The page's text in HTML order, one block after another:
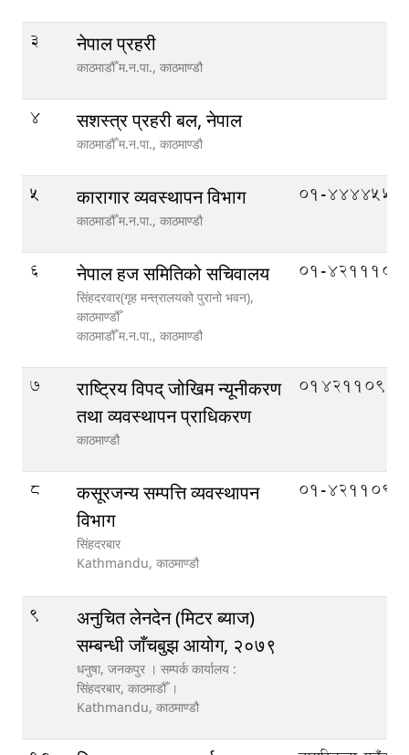
3 नेपाल प्रहरी
काठमाडौँ म.न.पा., काठमाण्डौ
4 सशस्त्र प्रहरी बल, नेपाल
काठमाडौँ म.न.पा., काठमाण्डौ
5 कारागार व्यवस्थापन विभाग
काठमाडौँ म.न.पा., काठमाण्डौ
01-4444552
6 नेपाल हज समितिको सचिवालय
सिंहदरवार(गृह मन्त्रालयको पुरानो भवन),
काठमाण्डौँ
काठमाडौँ म.न.पा., काठमाण्डौ
01-4211104
7
राष्ट्रिय विपद् जोखिम न्यूनीकरण
तथा व्यवस्थापन प्राधिकरण
काठमाण्डौ
014211090
8
कसूरजन्य सम्पत्ति व्यवस्थापन
विभाग
सिंहदरबार
Kathmandu, काठमाण्डौ
01-4211093
9
अनुचित लेनदेन (मिटर ब्याज)
सम्बन्धी जाँचबुझ आयोग, २०७९
धनुषा, जनकपुर । सम्पर्क कार्यालय :
सिंहदरबार, काठमाडौँ ।
Kathmandu, काठमाण्डौ